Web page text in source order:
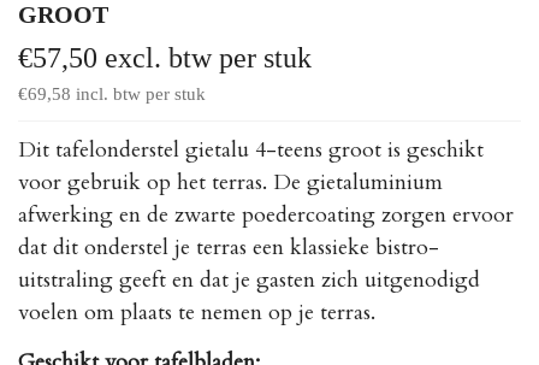
GROOT
€57,50 excl. btw per stuk
€69,58 incl. btw per stuk
Dit tafelonderstel gietalu 4-teens groot is geschikt
voor gebruik op het terras. De gietaluminium
afwerking en de zwarte poedercoating zorgen ervoor
dat dit onderstel je terras een klassieke bistro-
uitstraling geeft en dat je gasten zich uitgenodigd
voelen om plaats te nemen op je terras.